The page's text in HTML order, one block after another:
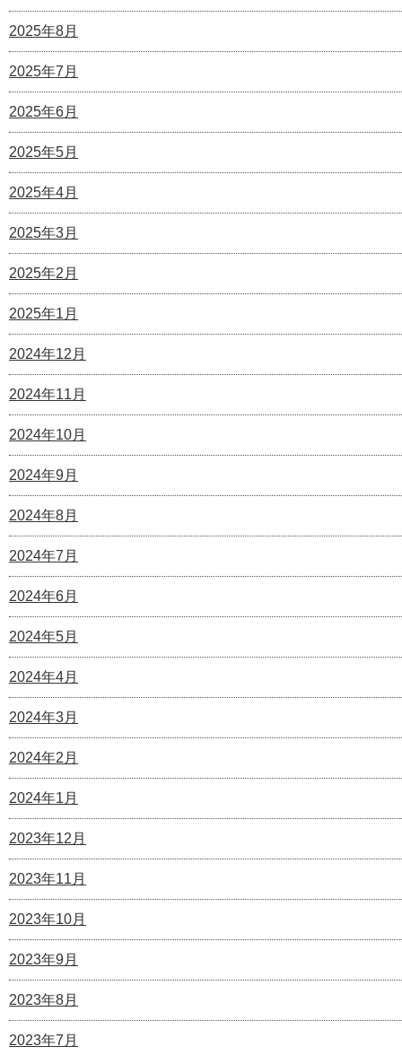
2025年8月
2025年7月
2025年6月
2025年5月
2025年4月
2025年3月
2025年2月
2025年1月
2024年12月
2024年11月
2024年10月
2024年9月
2024年8月
2024年7月
2024年6月
2024年5月
2024年4月
2024年3月
2024年2月
2024年1月
2023年12月
2023年11月
2023年10月
2023年9月
2023年8月
2023年7月